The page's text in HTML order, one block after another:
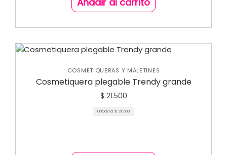
COSMETIQUERAS Y MALETINES
Cosmetiquera plegable Trendy grande
$ 21.500
Unidad a: $ 21.500